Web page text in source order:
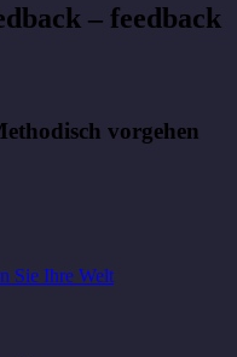
– feedback
vorgehen
Sie Ihre Welt